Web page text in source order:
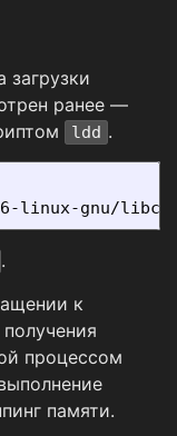
загрузки
ранее —
ldd .
.
к
процессом
памяти.